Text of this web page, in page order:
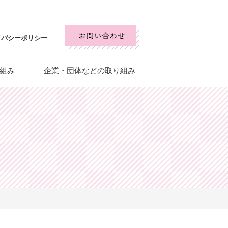
シーポリシー
み 企業・団体などの取り組み